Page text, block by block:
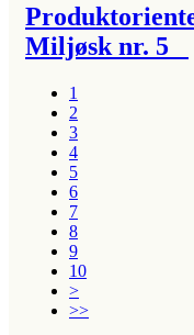
Miljøsk nr. 5
1
2
3
4
5
6
7
8
9
10
>
>>